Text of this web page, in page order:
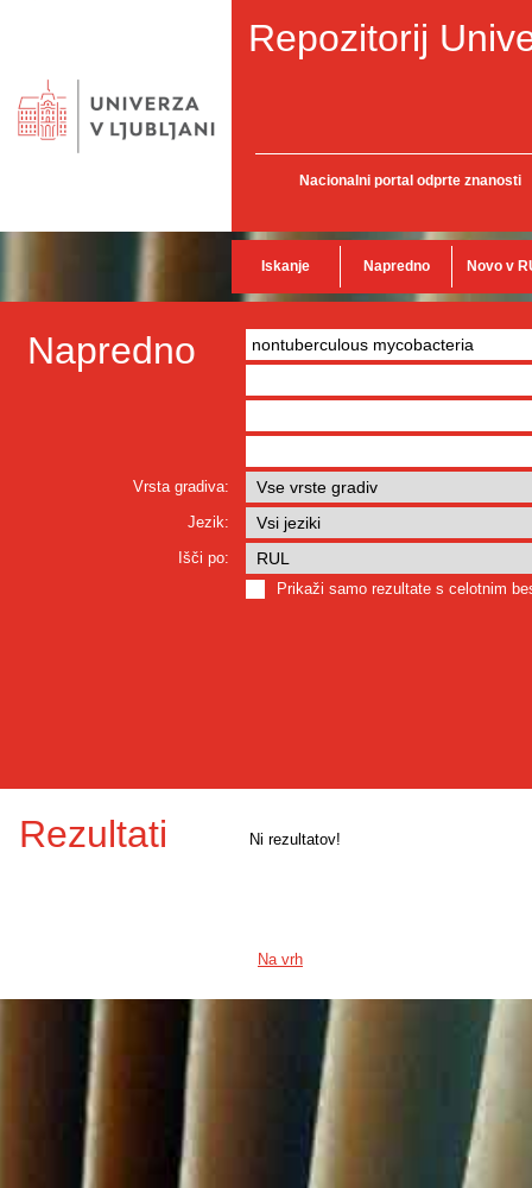
Repozitorij
Nacionalni portal odprte znanosti
Iskanje Napredno Novo v
Napredno
Vrsta gradiva:
Jezik:
Išči po:
Prikaži samo rezultate s celotnim
Rezultati Ni rezultatov!
Na vrh